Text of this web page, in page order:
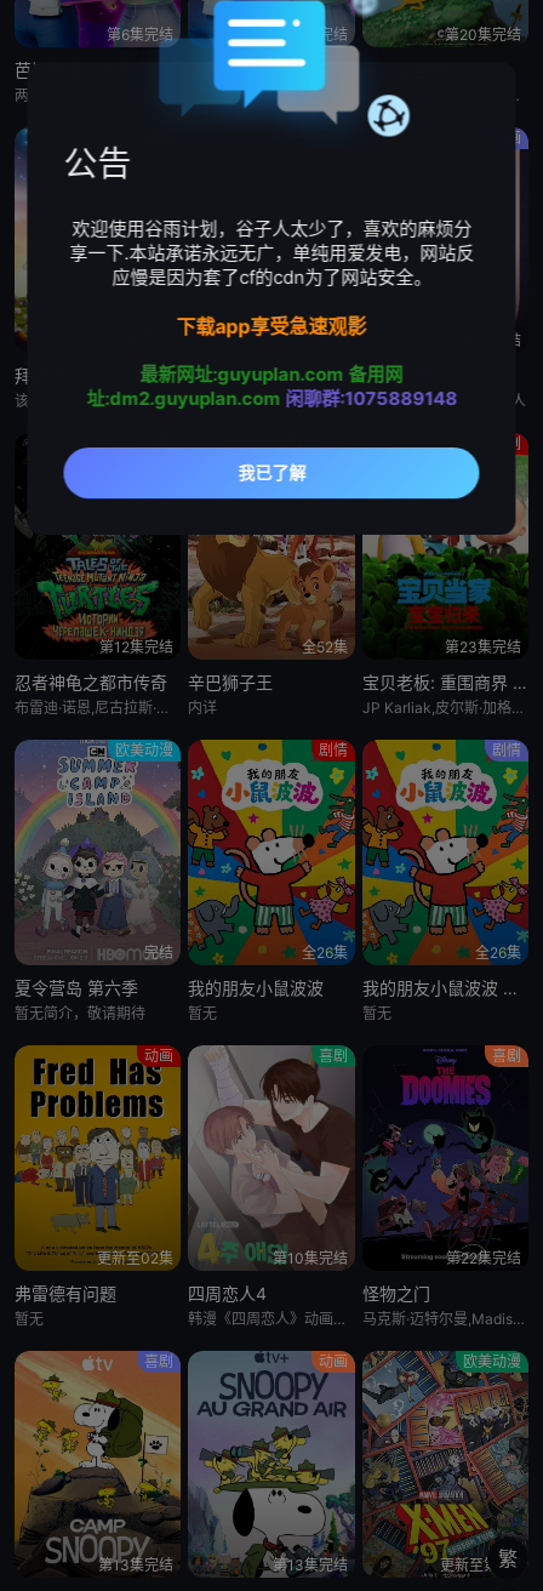
第6集完结 第6集完结 第20集完结
萨沙·奈特,约翰·迪·马吉欧,汤姆·肯尼,海登·瓦尔希,奥利维亚·奥尔森,杨泫贞
拜斯:格雷夫
该剧专为婴幼儿和学龄前儿童设计，结合了儿童睡眠科学研究。它采用极其柔和的色彩、慢节奏的3D动画和舒缓的音乐，属
全10集
乡巴佬希尔一家的幸福生活 第十五季
暂无
动画
第15集完结
惊天逆转 第二季
Bronwen Morgan,胖雪人
喜剧
第12集完结
忍者神龟之都市传奇
布雷迪·诺恩,尼古拉斯·坎图,迈克·艾贝,小肖恩·布朗,阿尤·艾德维利
欧美动漫
全52集
辛巴狮子王
内详
喜剧
第23集完结
宝贝老板: 重围商界 第二季
JP Karliak,皮尔斯·加格农,凯文·迈克尔·理查德森,Alex Cazares
欧美动漫
完结
夏令营岛 第六季
暂无简介，敬请期待
剧情
全26集
我的朋友小鼠波波
暂无
剧情
全26集
我的朋友小鼠波波 英语版
暂无
动画
更新至02集
弗雷德有问题
暂无
喜剧
第10集完结
四周恋人4
韩漫《四周恋人》动画化决定！
喜剧
第22集完结
怪物之门
马克斯·迈特尔曼,Madison Calderon,Noel Gibson,乔恩·贝利,泽赫拉·法扎勒
喜剧
第13集完结
动画
第13集完结
欧美动漫
更新至第6集
繁
公告
欢迎使用谷雨计划，谷子人太少了，喜欢的麻烦分
享一下.本站承诺永远无广，单纯用爱发电，网站反
应慢是因为套了cf的cdn为了网站安全。
下载app享受急速观影
最新网址:guyuplan.com 备用网
址:dm2.guyuplan.com 闲聊群:1075889148